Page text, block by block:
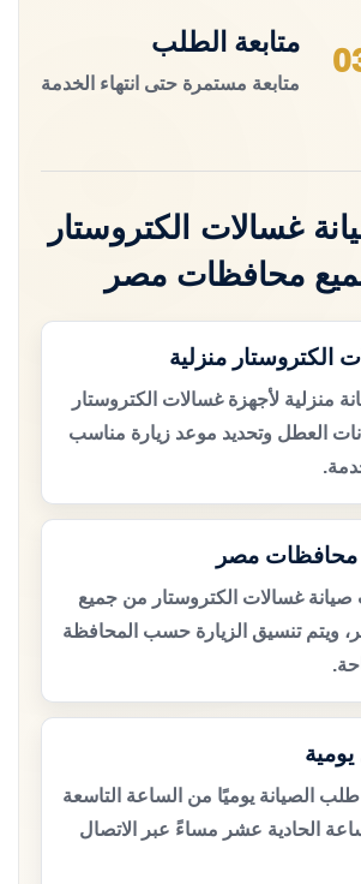
متابعة الطلب
متابعة مستمرة حتى انتهاء الخدمة
غسالات الكتروستار
محافظات مصر
الكتروستار منزلية
منزلية لأجهزة غسالات الكتروستار
العطل وتحديد موعد زيارة مناسب
محافظات مصر
غسالات الكتروستار من جميع
ويتم تنسيق الزيارة حسب المحافظة
الصيانة يوميًا من الساعة التاسعة
الحادية عشر مساءً عبر الاتصال